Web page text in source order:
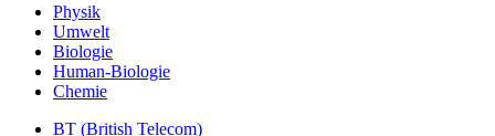
Physik
Umwelt
Biologie
Human-Biologie
Chemie
BT (British Telecom)